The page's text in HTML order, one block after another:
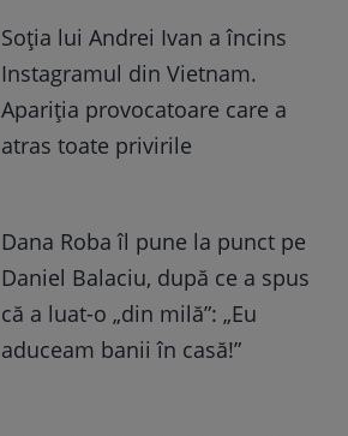
Soția lui Andrei Ivan a încins
Instagramul din Vietnam.
Apariția provocatoare care a
atras toate privirile
Dana Roba îl pune la punct pe
Daniel Balaciu, după ce a spus
că a luat-o „din milă”: „Eu
aduceam banii în casă!”